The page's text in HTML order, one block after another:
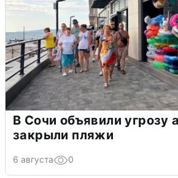
В Сочи объявили угрозу
закрыли пляжи
6 августа 0